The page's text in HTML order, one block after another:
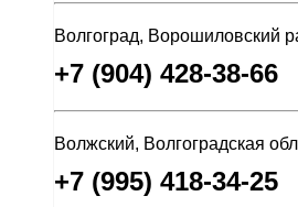
Волгоград, Ворошиловский
+7 (904) 428-38-66
Волжский, Волгоградская
+7 (995) 418-34-25